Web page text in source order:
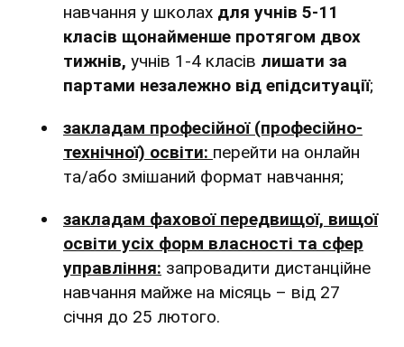
навчання у школах для учнів 5-11
класів щонайменше протягом двох
тижнів, учнів 1-4 класів лишати за
партами незалежно від епідситуації;
закладам професійної (професійно-
технічної) освіти: перейти на онлайн
та/або змішаний формат навчання;
закладам фахової передвищої, вищої
освіти усіх форм власності та сфер
управління: запровадити дистанційне
навчання майже на місяць – від 27
січня до 25 лютого.